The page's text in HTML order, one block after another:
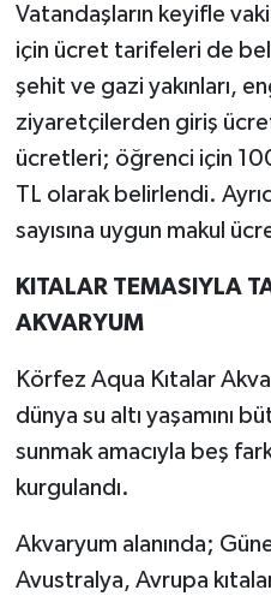
Vatandaşların keyifle
için ücret tarifeleri de
şehit ve gazi yakınları,
ziyaretçilerden giriş
ücretleri; öğrenci için
TL olarak belirlendi.
sayısına uygun makul
KITALAR TEMASIYLA
AKVARYUM
Körfez Aqua Kıtalar
dünya su altı yaşamını
sunmak amacıyla beş
kurgulandı.
Akvaryum alanında;
Avustralya, Avrupa